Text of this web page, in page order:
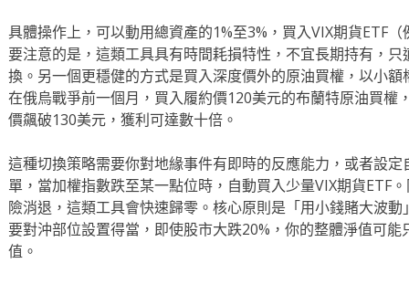
具體操作上，可以動用總資產的1%至3%，買入VIX期貨ETF
要注意的是，這類工具具有時間耗損特性，不宜長期持有，
換。另一個更穩健的方式是買入深度價外的原油買權，以小
在俄烏戰爭前一個月，買入履約價120美元的布蘭特原油買權
價飆破130美元，獲利可達數十倍。
這種切換策略需要你對地緣事件有即時的反應能力，或者設
單，當加權指數跌至某一點位時，自動買入少量VIX期貨ETF
險消退，這類工具會快速歸零。核心原則是「用小錢賭大波
要對沖部位設置得當，即使股市大跌20%，你的整體淨值可
值。